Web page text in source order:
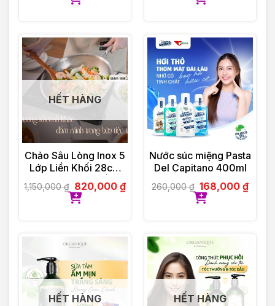
HẾT HÀNG
Chảo Sâu Lòng Inox 5
Lớp Liền Khối 28cm
GUME Hàn Quốc
1,150,000₫ 820,000₫
Nước súc miệng Pasta
Del Capitano 400ml
260,000₫ 168,000₫
HẾT HÀNG HẾT HÀNG